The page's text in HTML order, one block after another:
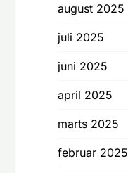
august 2025
juli 2025
juni 2025
april 2025
marts 2025
februar 2025